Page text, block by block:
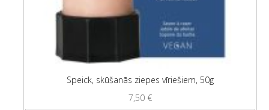
Speick, skūšanās ziepes vīriešiem, 50g
7,50 €